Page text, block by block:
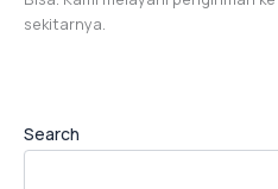
Search
sekitarnya.